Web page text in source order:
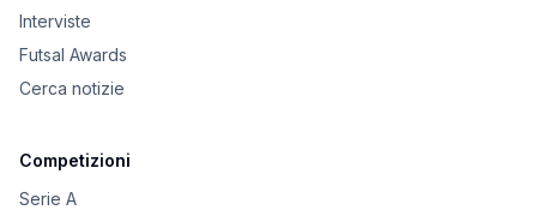
Interviste
Futsal Awards
Cerca notizie
Competizioni
Serie A